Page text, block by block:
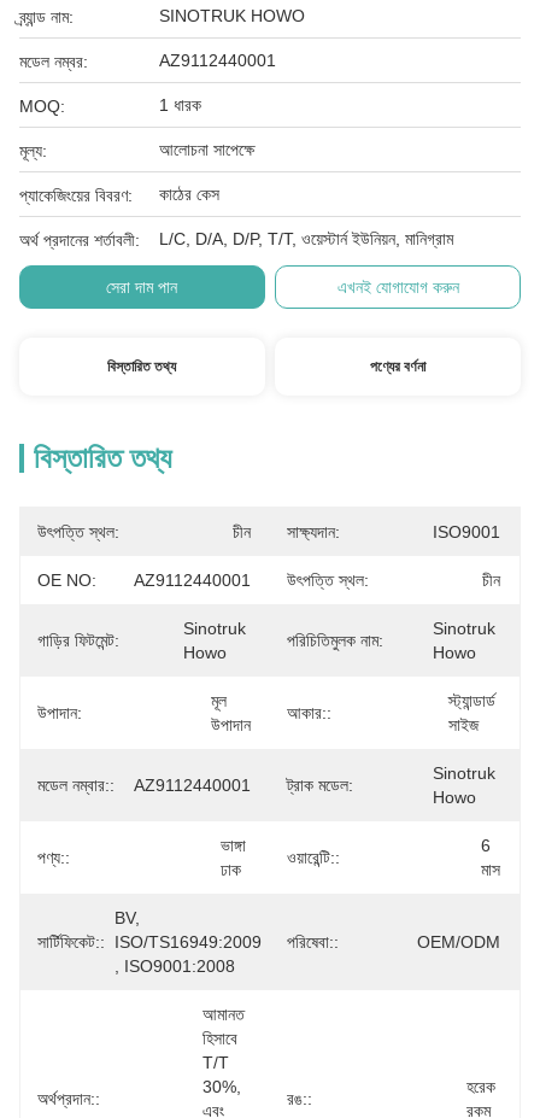
ব্র্যান্ড নাম: SINOTRUK HOWO
মডেল নম্বর: AZ9112440001
MOQ: 1 ধারক
মূল্য: আলোচনা সাপেক্ষে
প্যাকেজিংয়ের বিবরণ: কাঠের কেস
অর্থ প্রদানের শর্তাবলী: L/C, D/A, D/P, T/T, ওয়েস্টার্ন ইউনিয়ন, মানিগ্রাম
সেরা দাম পান এখনই যোগাযোগ করুন
বিস্তারিত তথ্য পণ্যের বর্ণনা
বিস্তারিত তথ্য
উৎপত্তি স্থল: চীন সাক্ষ্যদান: ISO9001
OE NO: AZ9112440001 উৎপত্তি স্থল: চীন
গাড়ির ফিটমেন্ট:
Sinotruk
Howo
পরিচিতিমুলক নাম:
Sinotruk
Howo
উপাদান:
মূল
উপাদান
আকার::
স্ট্যান্ডার্ড
সাইজ
মডেল নম্বার:: AZ9112440001 ট্রাক মডেল:
Sinotruk
Howo
পণ্য::
ভাঙ্গা
ঢাক
ওয়ারেন্টি::
6
মাস
সার্টিফিকেট::
BV,
ISO/TS16949:2009
, ISO9001:2008
পরিষেবা:: OEM/ODM
অর্থপ্রদান::
আমানত
হিসাবে
T/T
30%,
এবং
রঙ::
হরেক
রকম